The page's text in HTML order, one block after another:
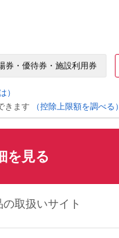
券・優待券・施設利用券
）
きます
（控除上限額を調べる）
を見る
の取扱いサイト